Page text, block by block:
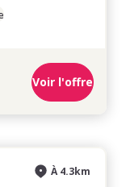
Voir l'offre
À 4.3km